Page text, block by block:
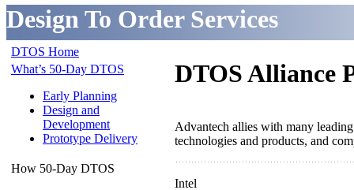
Design To Order Services
DTOS Home
What’s 50-Day DTOS
Early Planning
Design and
Development
Prototype Delivery
How 50-Day DTOS
DTOS Alliance
Advantech allies with many
technologies and products, and
Intel